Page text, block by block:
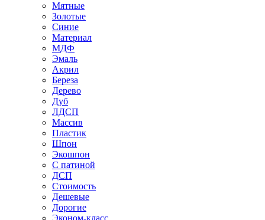
Мятные
Золотые
Синие
Материал
МДФ
Эмаль
Акрил
Береза
Дерево
Дуб
ЛДСП
Массив
Пластик
Шпон
Экошпон
С патиной
ДСП
Стоимость
Дешевые
Дорогие
Эконом-класс